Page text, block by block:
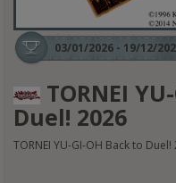
03/01/2026 - 19/12/
TORNEI
Duel! 2026
TORNEI YU-GI-OH Back to Duel!